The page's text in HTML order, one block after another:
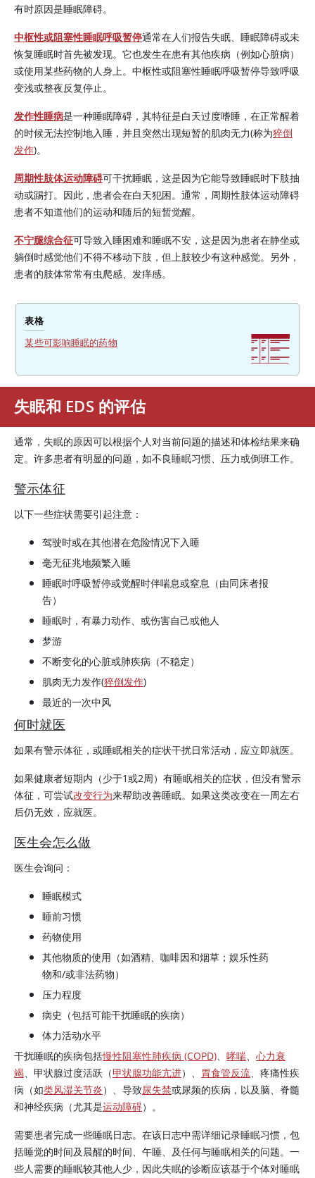
有时原因是睡眠障碍。
中枢性或阻塞性睡眠呼吸暂停通常在人们报告失眠、睡眠障碍或未
恢复睡眠时首先被发现。它也发生在患有其他疾病（例如心脏病）
或使用某些药物的人身上。中枢性或阻塞性睡眠呼吸暂停导致呼吸
变浅或整夜反复停止。
发作性睡病是一种睡眠障碍，其特征是白天过度嗜睡，在正常醒着
的时候无法控制地入睡，并且突然出现短暂的肌肉无力(称为猝倒
发作)。
周期性肢体运动障碍可干扰睡眠，这是因为它能导致睡眠时下肢抽
动或踢打。因此，患者会在白天犯困。通常，周期性肢体运动障碍
患者不知道他们的运动和随后的短暂觉醒。
不宁腿综合征可导致入睡困难和睡眠不安，这是因为患者在静坐或
躺倒时感觉他们不得不移动下肢，但上肢较少有这种感觉。另外，
患者的肢体常常有虫爬感、发痒感。
表格
某些可影响睡眠的药物
失眠和 EDS 的评估
通常，失眠的原因可以根据个人对当前问题的描述和体检结果来确
定。许多患者有明显的问题，如不良睡眠习惯、压力或倒班工作。
警示体征
以下一些症状需要引起注意：
驾驶时或在其他潜在危险情况下入睡
毫无征兆地频繁入睡
睡眠时呼吸暂停或觉醒时伴喘息或窒息（由同床者报
告）
睡眠时，有暴力动作、或伤害自己或他人
梦游
不断变化的心脏或肺疾病（不稳定）
肌肉无力发作(猝倒发作)
最近的一次中风
何时就医
如果有警示体征，或睡眠相关的症状干扰日常活动，应立即就医。
如果健康者短期内（少于1或2周）有睡眠相关的症状，但没有警示
体征，可尝试改变行为来帮助改善睡眠。如果这类改变在一周左右
后仍无效，应就医。
医生会怎么做
医生会询问：
睡眠模式
睡前习惯
药物使用
其他物质的使用（如酒精、 咖啡因和烟草；娱乐性药
物和/或非法药物）
压力程度
病史（包括可能干扰睡眠的疾病）
体力活动水平
干扰睡眠的疾病包括慢性阻塞性肺疾病 (COPD)、 哮喘、 心力衰
竭、甲状腺过度活跃（甲状腺功能亢进）、 胃食管反流、疼痛性疾
病（如类风湿关节炎）、导致尿失禁或尿频的疾病，以及脑、脊髓
和神经疾病（尤其是运动障碍）。
需要患者完成一些睡眠日志。在该日志中需详细记录睡眠习惯，包
括睡觉的时间及晨醒的时间、午睡、及任何与睡眠相关的问题。一
些人需要的睡眠较其他人少，因此失眠的诊断应该基于个体对睡眠